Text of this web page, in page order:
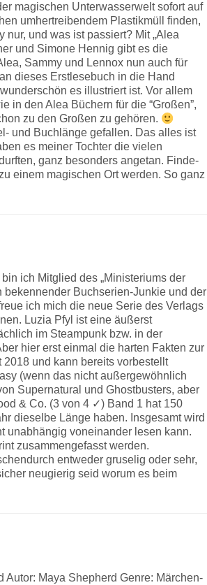
magischen Unterwasserwelt sofort auf
umhertreibendem Plastikmüll finden,
und was ist passiert? Mit „Alea
und Simone Hennig gibt es die
Sammy und Lennox nun auch für
dieses Erstlesebuch in die Hand
es illustriert ist. Vor allem
in den Alea Büchern für die “Großen”,
zu den Großen zu gehören.
und Buchlänge gefallen. Das alles ist
es meiner Tochter die vielen
ganz besonders angetan. Finde-
einem magischen Ort werden. So ganz
ich Mitglied des „Ministeriums der
bekennender Buchserien-Junkie und der
ich mich die neue Serie des Verlags
Luzia Pfyl ist eine äußerst
im Steampunk bzw. in der
hier erst einmal die harten Fakten zur
2018 und kann bereits vorbestellt
(wenn das nicht außergewöhnlich
Supernatural und Ghostbusters, aber
& Co. (3 von 4 ✓) Band 1 hat 150
dieselbe Länge haben. Insgesamt wird
unabhängig voneinander lesen kann.
zusammengefasst werden.
entweder gruselig oder sehr,
neugierig seid worum es beim
Maya Shepherd Genre: Märchen-